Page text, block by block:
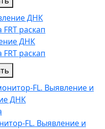
ДНК
раскап
FL. Выявление и